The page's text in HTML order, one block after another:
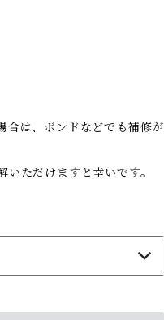
合は、ボンドなどでも補修が
ただけますと幸いです。